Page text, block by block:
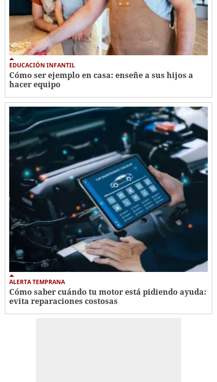
EDUCACIÓN INFANTIL
Cómo ser ejemplo en casa: enseñe a sus hijos a
hacer equipo
ALERTA TEMPRANA
Cómo saber cuándo tu motor está pidiendo ayuda:
evita reparaciones costosas